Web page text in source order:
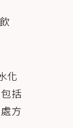
化
括
方